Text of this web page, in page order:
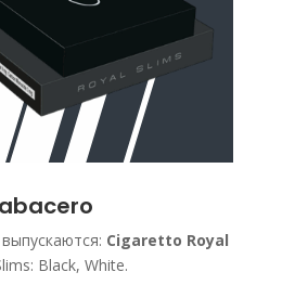
Cigaretto Royal
Black, White.